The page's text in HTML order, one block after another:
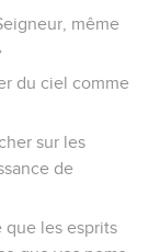
même
du ciel comme
sur les
de
que les esprits